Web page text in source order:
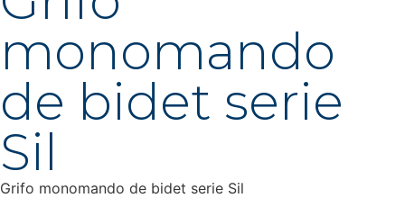
monomando
de bidet serie
Sil
Grifo monomando de bidet serie Sil